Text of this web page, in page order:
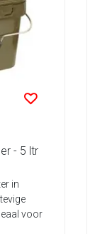
- 5 ltr
in
voor